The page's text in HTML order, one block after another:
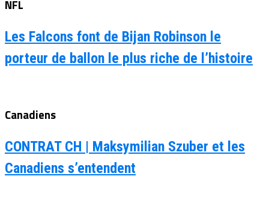
NFL
Les Falcons font de Bijan Robinson le
porteur de ballon le plus riche de l’histoire
Canadiens
CONTRAT CH | Maksymilian Szuber et les
Canadiens s’entendent